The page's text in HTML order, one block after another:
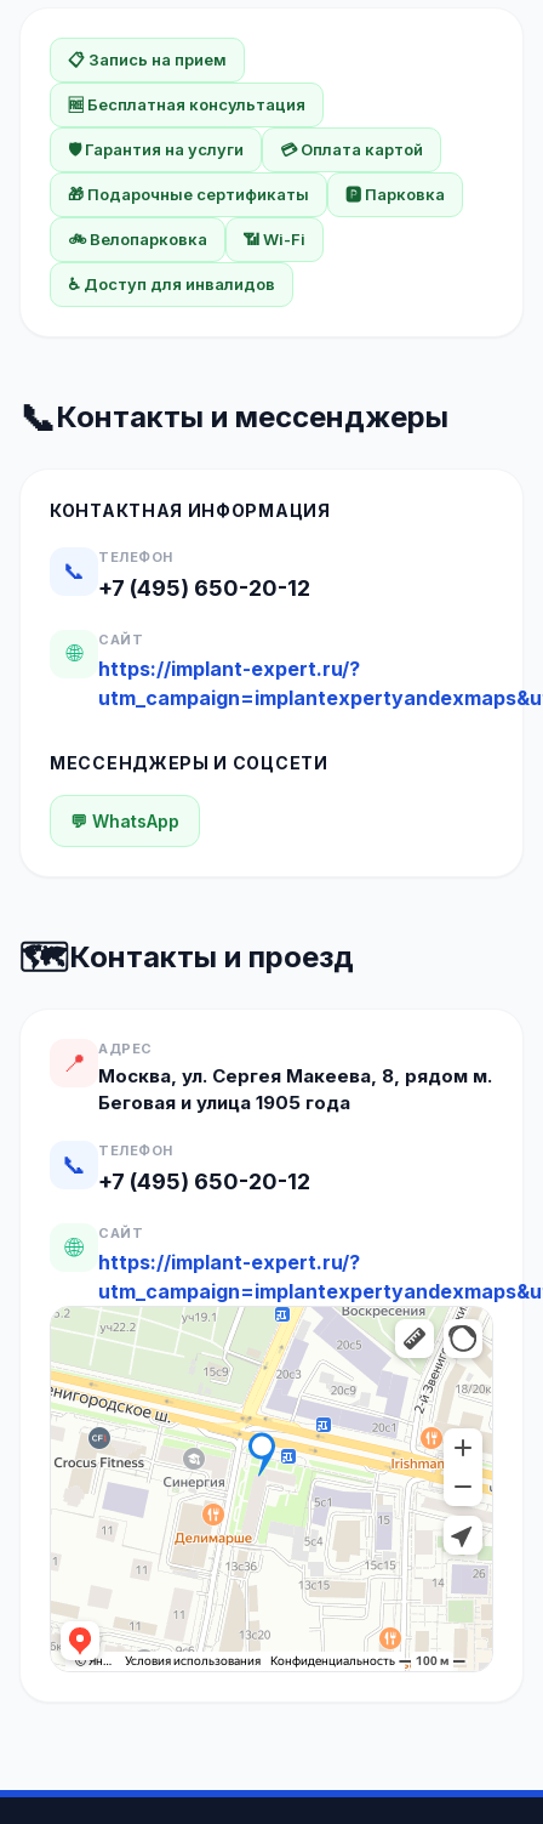
📋 Запись на прием
🆓 Бесплатная консультация
🛡️ Гарантия на услуги 💳 Оплата картой
🎁 Подарочные сертификаты 🅿️ Парковка
🚲 Велопарковка 📶 Wi-Fi
♿ Доступ для инвалидов
📞Контакты и мессенджеры
КОНТАКТНАЯ ИНФОРМАЦИЯ
📞
ТЕЛЕФОН
+7 (495) 650-20-12
🌐
САЙТ
https://implant-expert.ru/?
МЕССЕНДЖЕРЫ И СОЦСЕТИ
💬 WhatsApp
🗺️Контакты и проезд
📍 АДРЕС
Москва, ул. Сергея Макеева, 8, рядом м.
Беговая и улица 1905 года
📞 ТЕЛЕФОН
+7 (495) 650-20-12
🌐 САЙТ
https://implant-expert.ru/?